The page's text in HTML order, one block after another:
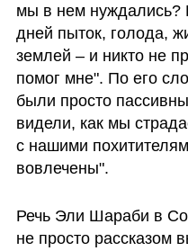
мы в нем
дней пыток, голода,
землей – и никто не
помог мне". По его
были просто
видели, как мы
с нашими
вовлечены".
Речь Эли Шараби в
не просто рассказом